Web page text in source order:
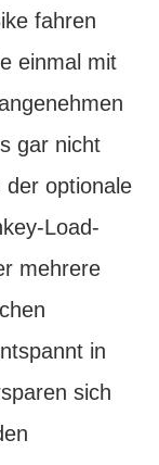
fahren
einmal mit
gar nicht
der optionale
Load-
mehrere
in
sich